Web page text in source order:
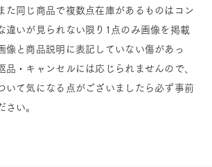
た同じ商品で複数点在庫があるものはコン
違いが見られない限り1点のみ画像を掲載
像と商品説明に表記していない傷があっ
品・キャンセルには応じられませんので、
いて気になる点がございましたら必ず事前
さい。